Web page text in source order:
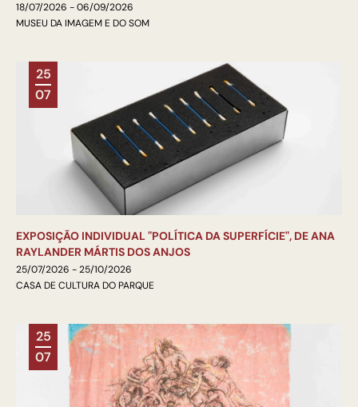
18/07/2026 - 06/09/2026
MUSEU DA IMAGEM E DO SOM
25
07
EXPOSIÇÃO INDIVIDUAL "POLÍTICA DA SUPERFÍCIE", DE ANA
RAYLANDER MÁRTIS DOS ANJOS
25/07/2026 - 25/10/2026
CASA DE CULTURA DO PARQUE
25
07